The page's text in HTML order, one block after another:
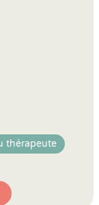
thérapeute